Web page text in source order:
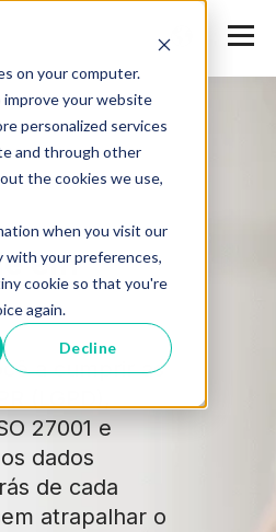
on your computer.
your website
personalized services
and through other
the cookies we use,
when you visit our
with your preferences,
cookie so that you're
again.
Decline
em
a cumprir as
27001 e
dados
de cada
atrapalhar o